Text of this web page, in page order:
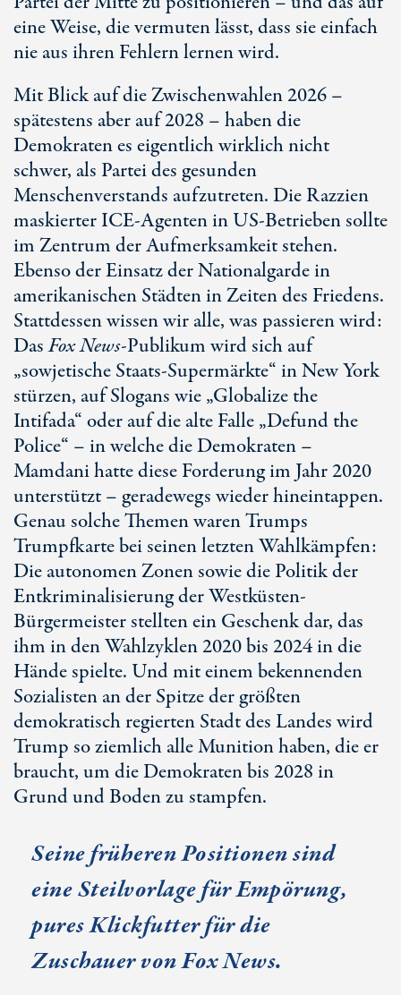
eine Weise, die vermuten lässt, dass sie einfach
nie aus ihren Fehlern lernen wird.
Mit Blick auf die Zwischenwahlen 2026 –
spätestens aber auf 2028 – haben die
Demokraten es eigentlich wirklich nicht
schwer, als Partei des gesunden
Menschenverstands aufzutreten. Die Razzien
maskierterICE-AgenteninUS-Betriebensollte
im Zentrum der Aufmerksamkeit stehen.
Ebenso der Einsatz der Nationalgarde in
amerikanischen Städten in Zeiten des Friedens.
Stattdessen wissen wir alle, was passieren wird:
DasFox News-Publikum wird sich auf
„sowjetische Staats-Supermärkte“ inNew York
stürzen, auf Slogans wie „Globalize the
Intifada“ oder auf die alte Falle „Defund the
Police“ – in welche die Demokraten –
Mamdani hatte diese Forderung im Jahr 2020
unterstützt – geradewegs wieder hineintappen.
Genau solche Themen waren Trumps
Trumpfkarte bei seinen letzten Wahlkämpfen:
Die autonomen Zonen sowie die Politik der
Entkriminalisierung der Westküsten-
Bürgermeister stellten ein Geschenk dar, das
ihm in den Wahlzyklen 2020 bis 2024 in die
Hände spielte. Und mit einem bekennenden
Sozialisten an der Spitze der größten
demokratisch regierten Stadt des Landes wird
Trump so ziemlich alle Munition haben, die er
braucht, um die Demokraten bis 2028 in
Grund und Boden zu stampfen.
Seine früheren Positionen sind
eine Steilvorlage für Empörung,
pures Klickfutter für die
Zuschauer von Fox News.